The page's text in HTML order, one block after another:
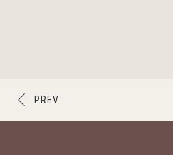
PREV